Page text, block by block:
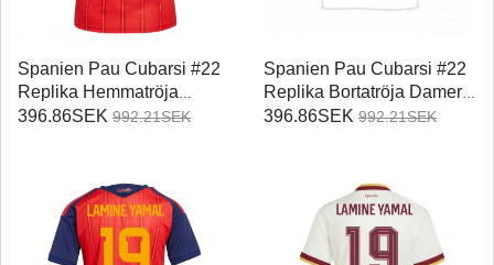
Spanien Pau Cubarsi #22
Replika Hemmatröja
Damer VM 2026
396.86SEK 992.21SEK
Spanien Pau Cubarsi #22
Replika Bortatröja Damer
VM 2026 Kortärmad
396.86SEK 992.21SEK